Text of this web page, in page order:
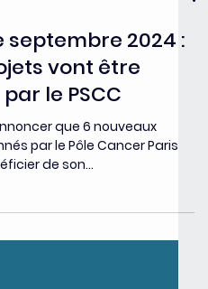
2024 :
vont être